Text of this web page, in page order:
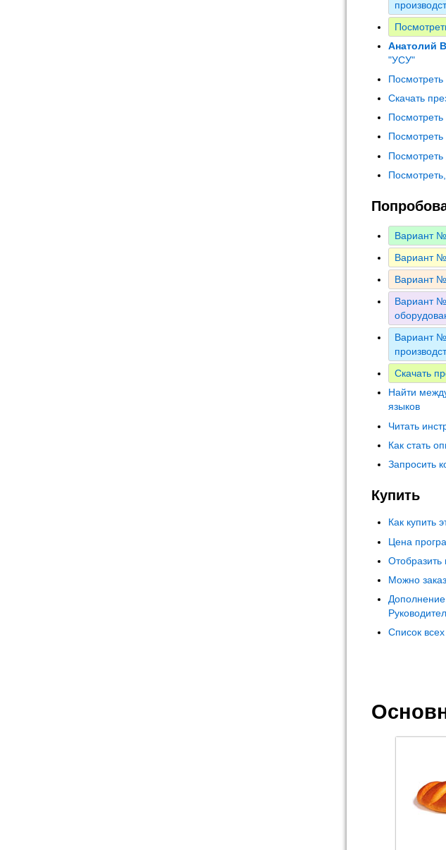
Анатолий
"УСУ"
Посмотреть
Скачать
Посмотреть
Посмотреть
Вариант
Вариант
Вариант
Вариант
Вариант
Скачать
Найти
языков
Читать
Как стать
Запросить
Купить
Как купить
Цена
Отобразить
Можно
Список